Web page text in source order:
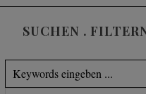
SUCHEN .